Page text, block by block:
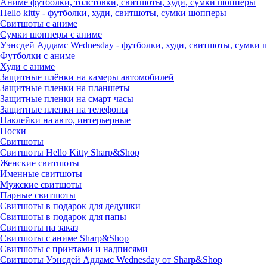
Аниме футболки, толстовки, свитшоты, худи, сумки шопперы
Hello kitty - футболки, худи, свитшоты, сумки шопперы
Свитшоты с аниме
Сумки шопперы с аниме
Уэнсдей Аддамс Wednesday - футболки, худи, свитшоты, сумки
Футболки с аниме
Худи с аниме
Защитные плёнки на камеры автомобилей
Защитные пленки на планшеты
Защитные пленки на смарт часы
Защитные пленки на телефоны
Наклейки на авто, интерьерные
Носки
Свитшоты
Cвитшоты Hello Kitty Sharp&Shop
Женские свитшоты
Именные свитшоты
Мужские свитшоты
Парные свитшоты
Свитшоты в подарок для дедушки
Свитшоты в подарок для папы
Свитшоты на заказ
Свитшоты с аниме Sharp&Shop
Свитшоты с принтами и надписями
Свитшоты Уэнсдей Аддамс Wednesday от Sharp&Shop